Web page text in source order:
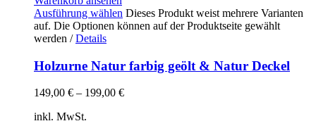
Ausführung wählen Dieses Produkt weist mehrere Varianten
auf. Die Optionen können auf der Produktseite gewählt
werden / Details
Holzurne Natur farbig geölt & Natur Deckel
149,00 € – 199,00 €
inkl. MwSt.